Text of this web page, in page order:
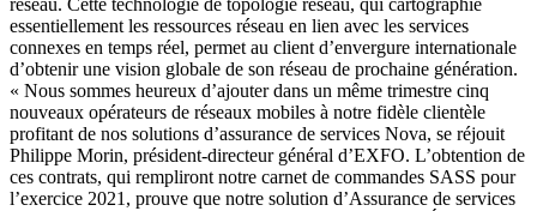
essentiellement les ressources réseau en lien avec les services
connexes en temps réel, permet au client d’envergure internationale
d’obtenir une vision globale de son réseau de prochaine génération.
« Nous sommes heureux d’ajouter dans un même trimestre cinq
nouveaux opérateurs de réseaux mobiles à notre fidèle clientèle
profitant de nos solutions d’assurance de services Nova, se réjouit
Philippe Morin, président-directeur général d’EXFO. L’obtention de
ces contrats, qui rempliront notre carnet de commandes SASS pour
l’exercice 2021, prouve que notre solution d’Assurance de services